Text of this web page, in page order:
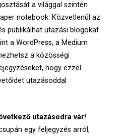
a világgal szintén
notebook. Közvetlenül az
publikálhat utazási blogokat
a WordPress, a Medium
a közösségi
hogy ezzel
utazásoddal
utazásodra vár!
egy feljegyzés arról,